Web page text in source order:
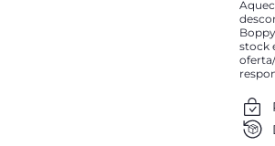
stock